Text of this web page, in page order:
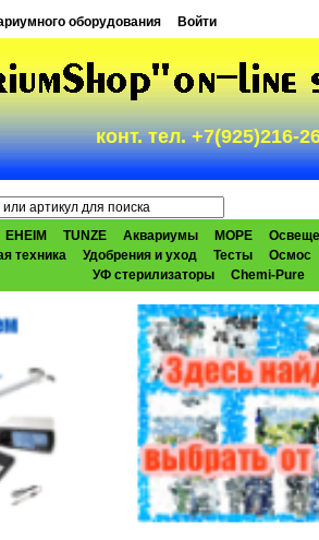
оборудования Войти
конт. тел. +7(925)216-
EHEIM TUNZE Аквариумы МОРЕ
техника Удобрения и уход Тесты
Осмос
УФ стерилизаторы
Chemi-Pure